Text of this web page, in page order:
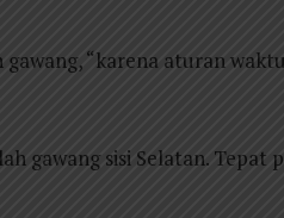
“karena aturan
gawang sisi Selatan. Tepat